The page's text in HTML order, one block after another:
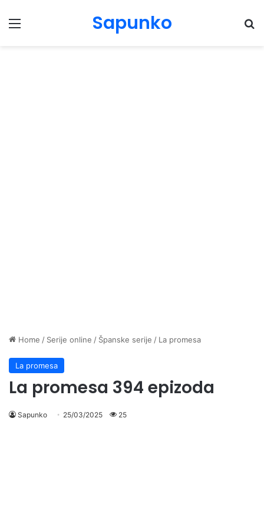
Menu Sapunko
Home / Serije online / Španske serije / La promesa
La promesa
La promesa 394 epizoda
Sapunko 25/03/2025 25